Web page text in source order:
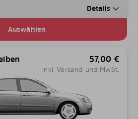
Details
Auswählen
57,00 €
inkl. Versand und MwSt.